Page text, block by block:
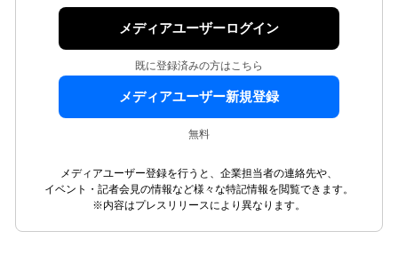
メディアユーザーログイン
既に登録済みの方はこちら
メディアユーザー新規登録
無料
メディアユーザー登録を行うと、企業担当者の連絡先や、
イベント・記者会見の情報など様々な特記情報を閲覧できます。
※内容はプレスリリースにより異なります。